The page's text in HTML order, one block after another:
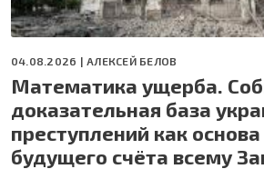
04.08.2026 | АЛЕКСЕЙ БЕЛОВ
Математика ущерба.
доказательная база
преступлений как
будущего счёта всему